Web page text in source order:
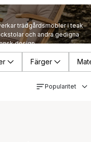
trädgårdsmöbler i teak
och andra gedigna
design.
Färger
Popularitet